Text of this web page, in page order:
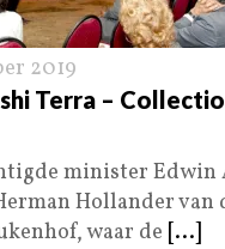
2019
Terra –
minister Edwin
Hollander van
waar de [...]